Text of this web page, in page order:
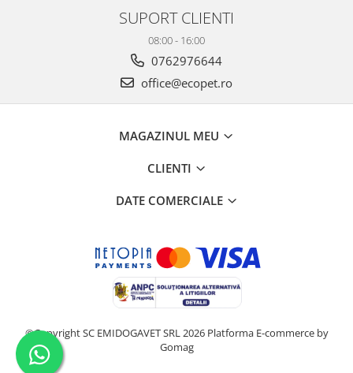
SUPORT CLIENTI
08:00 - 16:00
0762976644
office@ecopet.ro
MAGAZINUL MEU
CLIENTI
DATE COMERCIALE
©Copyright SC EMIDOGAVET SRL 2026 Platforma E-commerce by
Gomag